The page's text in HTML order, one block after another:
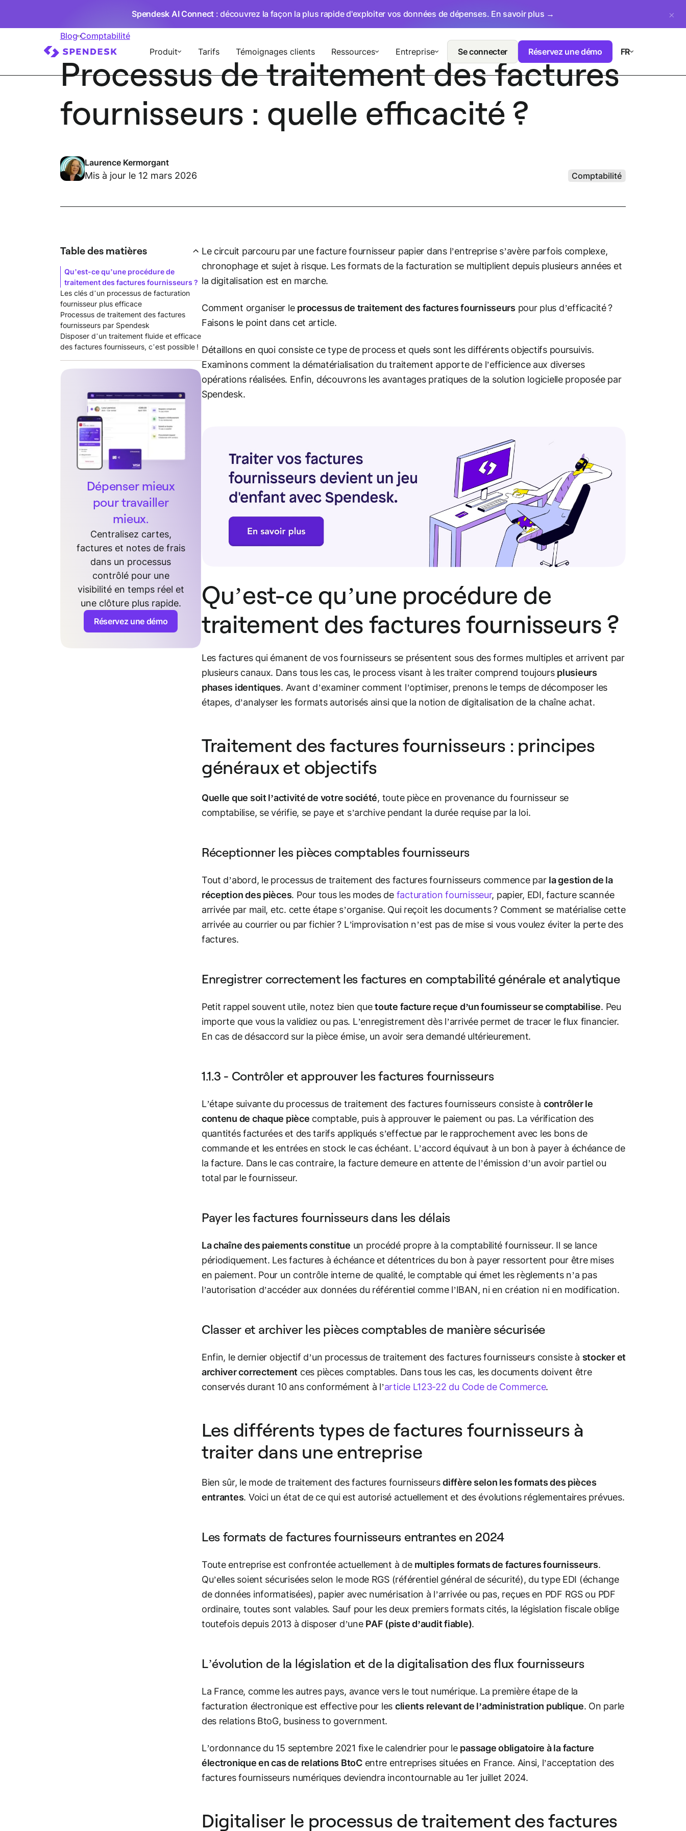
Spendesk AI Connect : découvrez la façon la plus rapide d'exploiter vos données de dépenses. En savoir plus →
Produit Tarifs Témoignages clients Ressources Entreprise Se connecter Réservez une démo FR
Blog Comptabilité
Processus de traitement des factures
fournisseurs : quelle efficacité ?
Laurence Kermorgant
Mis à jour le 12 mars 2026 Comptabilité
Le circuit parcouru par une facture fournisseur papier dans l’entreprise s’avère parfois complexe,
chronophage et sujet à risque. Les formats de la facturation se multiplient depuis plusieurs années et
la digitalisation est en marche.
Comment organiser le processus de traitement des factures fournisseurs pour plus d’efficacité ?
Faisons le point dans cet article.
Détaillons en quoi consiste ce type de process et quels sont les différents objectifs poursuivis.
Examinons comment la dématérialisation du traitement apporte de l’efficience aux diverses
opérations réalisées. Enfin, découvrons les avantages pratiques de la solution logicielle proposée par
Spendesk.
Qu’est-ce qu’une procédure de
traitement des factures fournisseurs ?
Les factures qui émanent de vos fournisseurs se présentent sous des formes multiples et arrivent par
plusieurs canaux. Dans tous les cas, le process visant à les traiter comprend toujours plusieurs
phases identiques. Avant d’examiner comment l’optimiser, prenons le temps de décomposer les
étapes, d’analyser les formats autorisés ainsi que la notion de digitalisation de la chaîne achat.
Traitement des factures fournisseurs : principes
généraux et objectifs
Quelle que soit l’activité de votre société, toute pièce en provenance du fournisseur se
comptabilise, se vérifie, se paye et s’archive pendant la durée requise par la loi.
Réceptionner les pièces comptables fournisseurs
Tout d’abord, le processus de traitement des factures fournisseurs commence par la gestion de la
réception des pièces. Pour tous les modes de facturation fournisseur, papier, EDI, facture scannée
arrivée par mail, etc. cette étape s’organise. Qui reçoit les documents ? Comment se matérialise cette
arrivée au courrier ou par fichier ? L’improvisation n’est pas de mise si vous voulez éviter la perte des
factures.
Enregistrer correctement les factures en comptabilité générale et analytique
Petit rappel souvent utile, notez bien quetoute facture reçue d’un fournisseur se comptabilise. Peu
importe que vous la validiez ou pas. L’enregistrement dès l’arrivée permet de tracer le flux financier.
En cas de désaccord sur la pièce émise, un avoir sera demandé ultérieurement.
1.1.3 - Contrôler et approuver les factures fournisseurs
L’étape suivante du processus de traitement des factures fournisseurs consiste à contrôler le
contenu de chaque pièce comptable, puis à approuver le paiement ou pas. La vérification des
quantités facturées et des tarifs appliqués s’effectue par le rapprochement avec les bons de
commande et les entrées en stock le cas échéant. L’accord équivaut à un bon à payer à échéance de
la facture. Dans le cas contraire, la facture demeure en attente de l’émission d’un avoir partiel ou
total par le fournisseur.
Payer les factures fournisseurs dans les délais
La chaîne des paiements constitue un procédé propre à la comptabilité fournisseur. Il se lance
périodiquement. Les factures à échéance et détentrices du bon à payer ressortent pour être mises
en paiement. Pour un contrôle interne de qualité, le comptable qui émet les règlements n’a pas
l’autorisation d’accéder aux données du référentiel comme l’IBAN, ni en création ni en modification.
Classer et archiver les pièces comptables de manière sécurisée
Enfin, le dernier objectif d’un processus de traitement des factures fournisseurs consiste à stocker et
archiver correctement ces pièces comptables. Dans tous les cas, les documents doivent être
conservés durant 10 ans conformément à l’article L123-22 du Code de Commerce.
Les différents types de factures fournisseurs à
traiter dans une entreprise
Bien sûr, le mode de traitement des factures fournisseursdiffère selon les formats des pièces
entrantes. Voici un état de ce qui est autorisé actuellement et des évolutions réglementaires prévues.
Les formats de factures fournisseurs entrantes en 2024
Toute entreprise est confrontée actuellement à de multiples formats de factures fournisseurs.
Qu’elles soient sécurisées selon le mode RGS (référentiel général de sécurité), du type EDI (échange
de données informatisées), papier avec numérisation à l’arrivée ou pas, reçues en PDF RGS ou PDF
ordinaire, toutes sont valables. Sauf pour les deux premiers formats cités, la législation fiscale oblige
toutefois depuis 2013 à disposer d’une PAF (piste d’audit fiable).
L’évolution de la législation et de la digitalisation des flux fournisseurs
La France, comme les autres pays, avance vers le tout numérique. La première étape de la
facturation électronique est effective pour les clients relevant de l’administration publique. On parle
des relations BtoG, business to government.
L’ordonnance du 15 septembre 2021 fixe le calendrier pour le passage obligatoire à la facture
électronique en cas de relations BtoCentre entreprises situées en France. Ainsi, l’acceptation des
factures fournisseurs numériques deviendra incontournable au 1er juillet 2024.
Digitaliser le processus de traitement des factures
Table des matières
Qu’est-ce qu’une procédure de
traitement des factures fournisseurs ?
Les clés d’un processus de facturation
fournisseur plus efficace
Processus de traitement des factures
fournisseurs par Spendesk
Disposer d’un traitement fluide et efficace
des factures fournisseurs, c’est possible !
Dépenser mieux
pour travailler
mieux.
Centralisez cartes,
factures et notes de frais
dans un processus
contrôlé pour une
visibilité en temps réel et
une clôture plus rapide.
Réservez une démo